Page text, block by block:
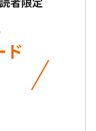
者限定
ド